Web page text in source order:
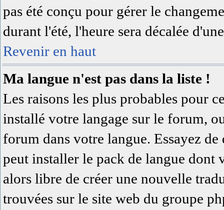
pas été conçu pour gérer le
durant l'été, l'heure sera décalée
Revenir en haut
Ma langue n'est pas dans la liste !
Les raisons les plus probables pour
installé votre langage sur le forum,
forum dans votre langue. Essayez
peut installer le pack de langue dont
alors libre de créer une nouvelle
trouvées sur le site web du groupe